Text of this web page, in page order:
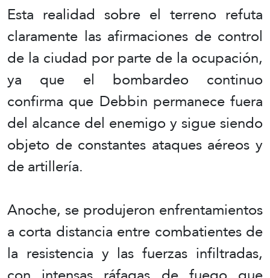
Esta realidad sobre el terreno refuta
claramente las afirmaciones de control
de la ciudad por parte de la ocupación,
ya que el bombardeo continuo
confirma que Debbin permanece fuera
del alcance del enemigo y sigue siendo
objeto de constantes ataques aéreos y
de artillería.
Anoche, se produjeron enfrentamientos
a corta distancia entre combatientes de
la resistencia y las fuerzas infiltradas,